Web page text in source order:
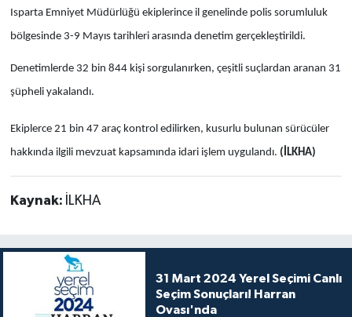
Isparta Emniyet Müdürlüğü ekiplerince il genelinde polis sorumluluk
bölgesinde 3-9 Mayıs tarihleri arasında denetim gerçekleştirildi.
Denetimlerde 32 bin 844 kişi sorgulanırken, çeşitli suçlardan aranan 31
şüpheli yakalandı.
Ekiplerce 21 bin 47 araç kontrol edilirken, kusurlu bulunan sürücüler
hakkında ilgili mevzuat kapsamında idari işlem uygulandı. (İLKHA)
Kaynak: İLKHA
31 Mart 2024 Yerel Seçimi Canlı
Seçim Sonuçları! Harran
Ovası'nda